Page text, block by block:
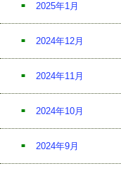
2025年1月
2024年12月
2024年11月
2024年10月
2024年9月